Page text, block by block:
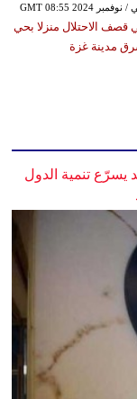
قصف الاحتلال منزلا بحي
مدينة غزة
يسرّع تنمية الدول